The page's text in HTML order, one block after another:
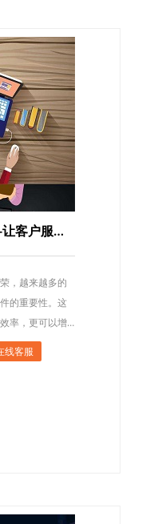
服务更高效
，越来越多的
的重要性。这
率，更可以增
竞争力。
线客服